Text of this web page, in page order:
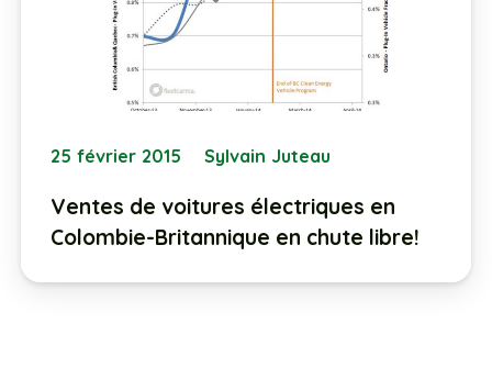
25 février 2015 Sylvain Juteau
Ventes de voitures électriques en
Colombie-Britannique en chute libre!